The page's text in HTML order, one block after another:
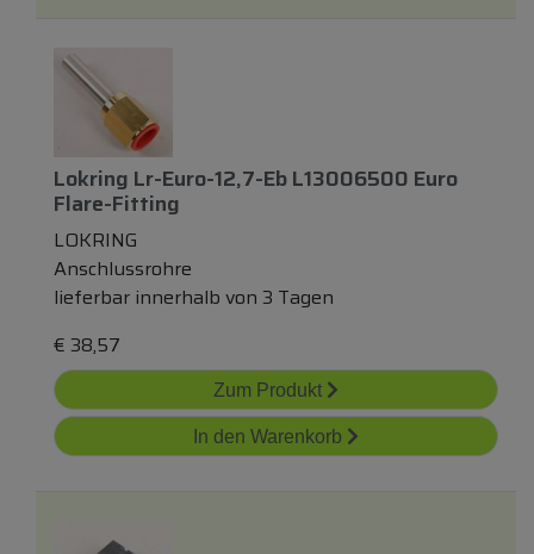
Lokring Lr-Euro-12,7-Eb L13006500 Euro
Flare-Fitting
LOKRING
Anschlussrohre
lieferbar innerhalb von 3 Tagen
€ 38,57
Zum Produkt
In den Warenkorb